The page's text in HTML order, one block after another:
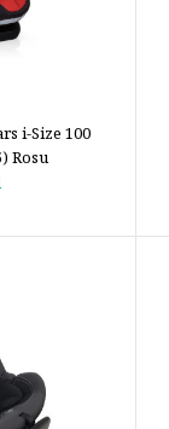
i-Size 100
Rosu